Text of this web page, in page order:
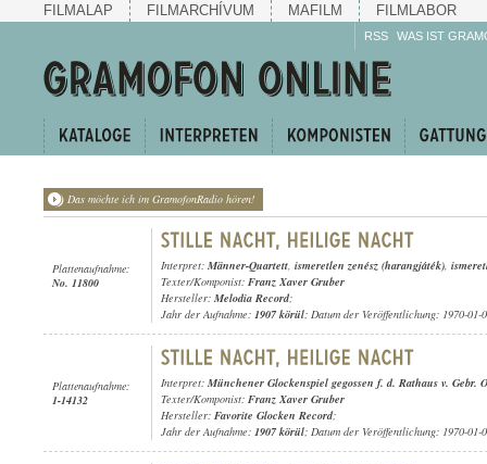
FILMALAP FILMARCHÍVUM MAFILM FILMLABOR
RSS WAS IST
Das möchte ich im GramofonRadio hören!
Plattenaufnahme:
No. 11800
Interpret: Männer-Quartett, ismeretlen zenész (harangjáték),
Texter/Komponist: Franz Xaver Gruber
Hersteller: Melodia Record;
Jahr der Aufnahme: 1907 körül; Datum der Veröffentlichung: 1970-01-
Plattenaufnahme:
1-14132
Interpret: Münchener Glockenspiel gegossen f. d. Rathaus v. Gebr.
Texter/Komponist: Franz Xaver Gruber
Hersteller: Favorite Glocken Record;
Jahr der Aufnahme: 1907 körül; Datum der Veröffentlichung: 1970-01-